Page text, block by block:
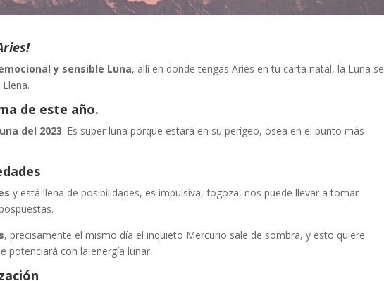
y sensible Luna, allí en donde tengas Aries en tu carta natal, la Luna se
de este año.
del 2023. Es super luna porque estará en su perigeo, ósea en el punto más
y está llena de posibilidades, es impulsiva, fogoza, nos puede llevar a tomar
, precisamente el mismo día el inquieto Mercurio sale de sombra, y esto quiere
potenciará con la energía lunar.